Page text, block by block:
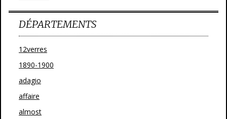
DÉPARTEMENTS
12verres
1890-1900
adagio
affaire
almost